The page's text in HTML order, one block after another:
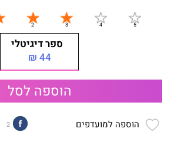
ספר דיגיטלי
44 ₪
הוספה לסל
הוספה למועדפים 2